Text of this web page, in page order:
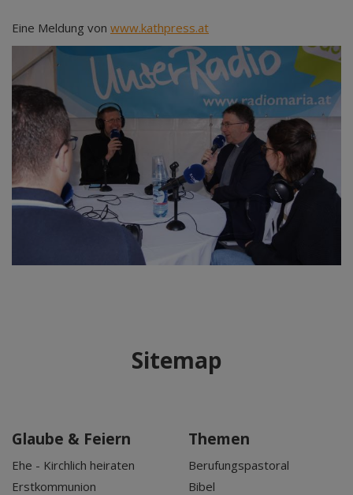
Eine Meldung von www.kathpress.at
Sitemap
Glaube & Feiern
Ehe - Kirchlich heiraten
Erstkommunion
Themen
Berufungspastoral
Bibel